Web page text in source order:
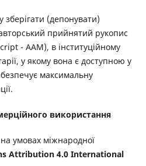
зберігати (депонувати)
прийнятий рукопис
- ААМ), в інституційному
у якому вона є доступною у
максимальну
використання
умовах міжнародної
Attribution 4.0 International